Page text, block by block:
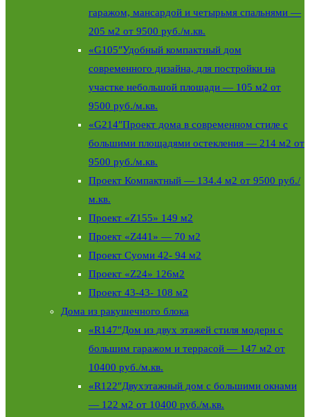
гаражом, мансардой и четырьмя спальнями —
205 м2 от 9500 руб./м.кв.
«G105″Удобный компактный дом
современного дизайна, для постройки на
участке небольшой площади — 105 м2 от
9500 руб./м.кв.
«G214″Проект дома в современном стиле с
большими площадями остекления — 214 м2 от
9500 руб./м.кв.
Проект Компактный — 134.4 м2 от 9500 руб./
м.кв.
Проект «Z155» 149 м2
Проект «Z441» — 70 м2
Проект Суоми 42- 94 м2
Проект «Z24» 126м2
Проект 43-43- 108 м2
Дома из ракушечного блока
«R147″Дом из двух этажей стиля модерн с
большим гаражом и террасой — 147 м2 от
10400 руб./м.кв.
«R122″Двухэтажный дом с большими окнами
— 122 м2 от 10400 руб./м.кв.